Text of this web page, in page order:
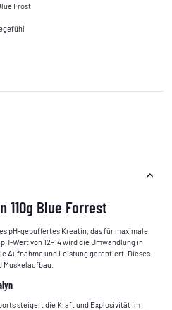
Frost
110g Blue Forrest
pH-gepuffertes Kreatin, das für maximale
Wert von 12–14 wird die Umwandlung in
Aufnahme und Leistung garantiert. Dieses
steigert die Kraft und Explosivität im